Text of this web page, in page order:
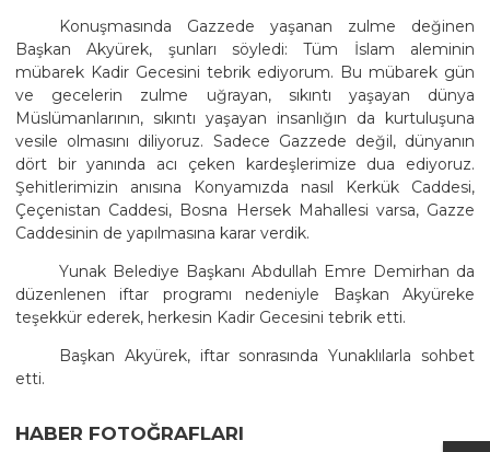
Konuşmasında Gazzede yaşanan zulme değinen
Başkan Akyürek, şunları söyledi: Tüm İslam aleminin
mübarek Kadir Gecesini tebrik ediyorum. Bu mübarek gün
ve gecelerin zulme uğrayan, sıkıntı yaşayan dünya
Müslümanlarının, sıkıntı yaşayan insanlığın da kurtuluşuna
vesile olmasını diliyoruz. Sadece Gazzede değil, dünyanın
dört bir yanında acı çeken kardeşlerimize dua ediyoruz.
Şehitlerimizin anısına Konyamızda nasıl Kerkük Caddesi,
Çeçenistan Caddesi, Bosna Hersek Mahallesi varsa, Gazze
Caddesinin de yapılmasına karar verdik.
Yunak Belediye Başkanı Abdullah Emre Demirhan da
düzenlenen iftar programı nedeniyle Başkan Akyüreke
teşekkür ederek, herkesin Kadir Gecesini tebrik etti.
Başkan Akyürek, iftar sonrasında Yunaklılarla sohbet
etti.
HABER FOTOĞRAFLARI